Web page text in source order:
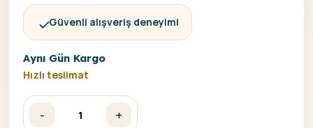
Güvenli alışveriş deneyimi
Aynı Gün Kargo
Hızlı teslimat
-
Mavi Hayaller Sayılarla Boyama Seti Çerçeveli 40x50 adet
+